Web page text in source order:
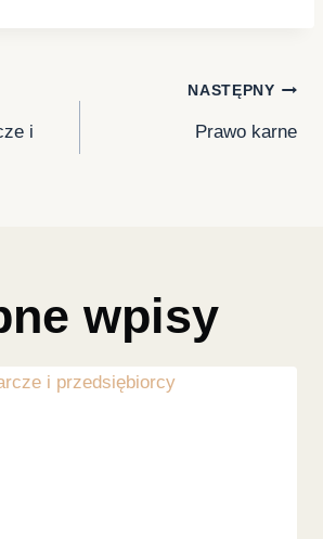
i
NASTĘPNY
Prawo karne
wpisy